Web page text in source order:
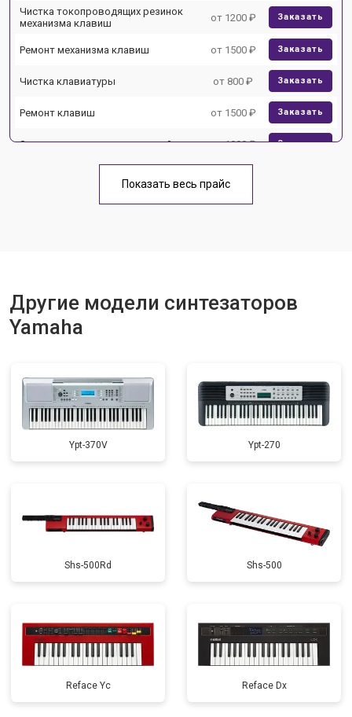
Чистка токопроводящих резинок
механизма клавиш
от 1200 ₽ Заказать
Ремонт механизма клавиш от 1500 ₽ Заказать
Чистка клавиатуры от 800 ₽ Заказать
Ремонт клавиш от 1500 ₽ Заказать
Замена клавиш и уплотнителей от 1000 ₽ Заказать
Ремонт корпусных элементов от 1800 ₽
Замена экрана от 1500 ₽ Заказать
Замена стоковых потенциометров
Показать весь прайс
Другие модели синтезаторов
Yamaha
Ypt-370V Ypt-270
Shs-500Rd Shs-500
Reface Yc Reface Dx